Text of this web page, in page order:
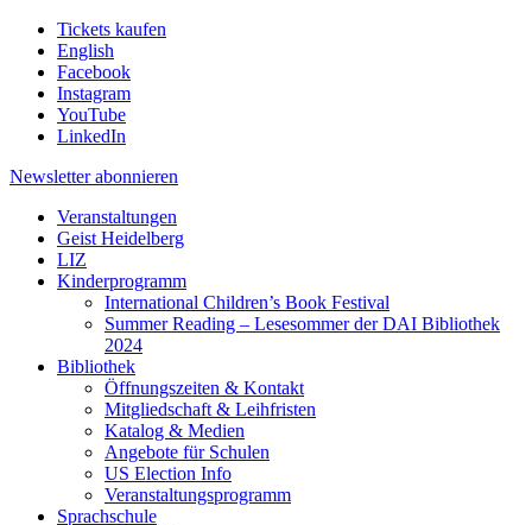
Tickets kaufen
English
Facebook
Instagram
YouTube
LinkedIn
Newsletter abonnieren
Veranstaltungen
Geist Heidelberg
LIZ
Kinderprogramm
International Children’s Book Festival
Summer Reading – Lesesommer der DAI Bibliothek
2024
Bibliothek
Öffnungszeiten & Kontakt
Mitgliedschaft & Leihfristen
Katalog & Medien
Angebote für Schulen
US Election Info
Veranstaltungsprogramm
Sprachschule